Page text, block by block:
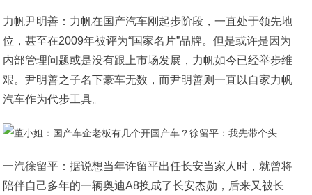
力帆尹明善：力帆在国产汽车刚起步阶段，一直处于领先地
位，甚至在2009年被评为“国家名片”品牌。但是或许是因为
内部管理问题或是没有跟上市场发展，力帆如今已经举步维
艰。尹明善之子名下豪车无数，而尹明善则一直以自家力帆
汽车作为代步工具。
一汽徐留平：据说想当年许留平出任长安当家人时，就曾将
陪伴自己多年的一辆奥迪A8换成了长安杰勋，后来又被长